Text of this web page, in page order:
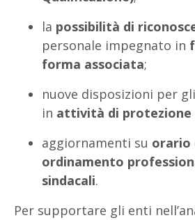
la possibilità di
personale impegnato in
forma associata;
nuove disposizioni per
in attività di protezione
aggiornamenti su orario
ordinamento
sindacali.
Per supportare gli enti